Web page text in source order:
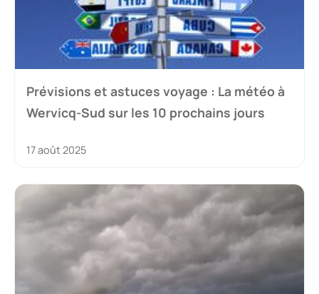
Prévisions et astuces voyage : La météo à
Wervicq-Sud sur les 10 prochains jours
17 août 2025